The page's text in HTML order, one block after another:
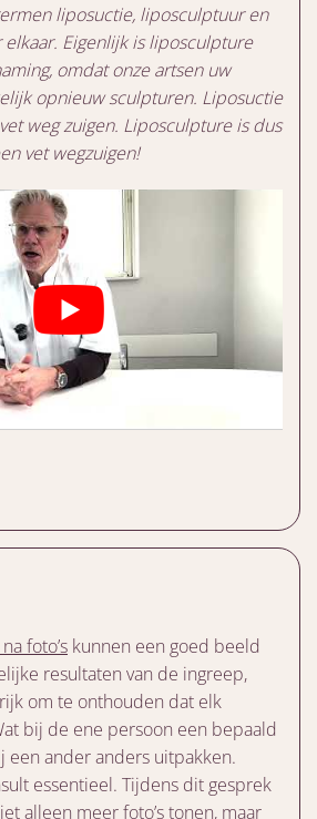
liposuctie, liposculptuur en
Eigenlijk is liposculpture
omdat onze artsen uw
opnieuw sculpturen. Liposuctie
weg zuigen. Liposculpture is dus
vet wegzuigen!
foto’s kunnen een goed beeld
resultaten van de ingreep,
om te onthouden dat elk
bij de ene persoon een bepaald
een ander anders uitpakken.
essentieel. Tijdens dit gesprek
alleen meer foto’s tonen, maar